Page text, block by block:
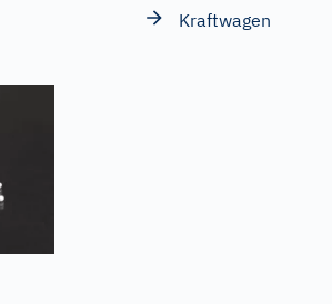
Kraftwagen